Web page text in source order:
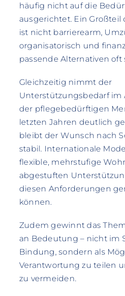
häufig nicht auf die
ausgerichtet. Ein
ist nicht barrierearm,
organisatorisch und
passende Alternativen oft
Gleichzeitig nimmt der
Unterstützungsbedarf im
der pflegebedürftigen
letzten Jahren deutlich
bleibt der Wunsch nach
stabil. Internationale
flexible, mehrstufige
abgestuften
diesen Anforderungen
können.
Zudem gewinnt das
an Bedeutung – nicht im
Bindung, sondern als
Verantwortung zu teilen
zu vermeiden.